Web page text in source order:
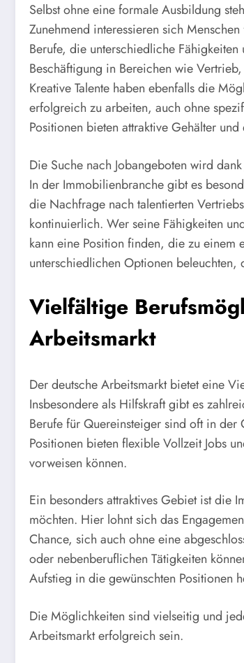
Selbst ohne eine formale Ausbildung
Zunehmend interessieren sich
Berufe, die unterschiedliche
Beschäftigung in Bereichen wie
Kreative Talente haben ebenfalls die
erfolgreich zu arbeiten, auch ohne
Positionen bieten attraktive Gehälter
Die Suche nach Jobangeboten wird
In der Immobilienbranche gibt es
die Nachfrage nach talentierten
kontinuierlich. Wer seine Fähigkeiten
kann eine Position finden, die zu einem
unterschiedlichen Optionen beleuchten,
Vielfältige
Arbeitsmarkt
Der deutsche Arbeitsmarkt bietet eine
Insbesondere als Hilfskraft gibt es
Berufe für Quereinsteiger sind oft in
Positionen bieten flexible Vollzeit Jobs
vorweisen können.
Ein besonders attraktives Gebiet ist die
möchten. Hier lohnt sich das
Chance, sich auch ohne eine
oder nebenberuflichen Tätigkeiten
Aufstieg in die gewünschten Positionen
Die Möglichkeiten sind vielseitig und
Arbeitsmarkt erfolgreich sein.